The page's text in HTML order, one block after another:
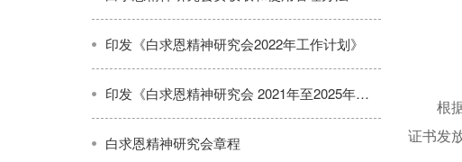
印发《白求恩精神研究会2022年工作计划》
印发《白求恩精神研究会 2021年至2025年建设发展工作规划》
白求恩精神研究会章程
根
证书发